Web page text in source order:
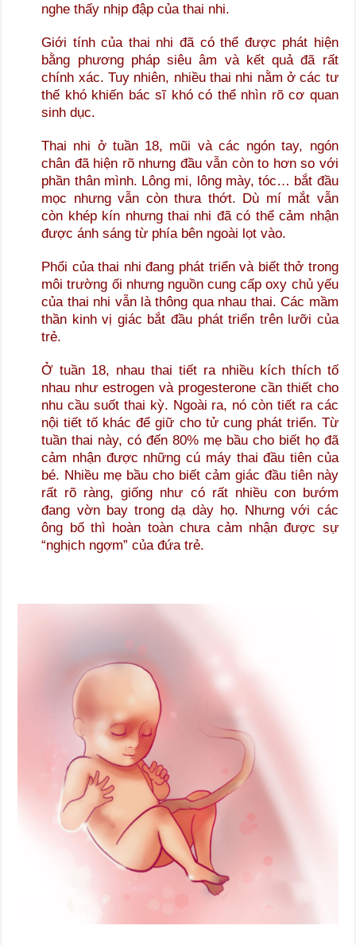
nghe thấy nhịp đập của thai nhi.
Giới tính của thai nhi đã có thể được phát hiện
bằng phương pháp siêu âm và kết quả đã rất
chính xác. Tuy nhiên, nhiều thai nhi nằm ở các tư
thế khó khiến bác sĩ khó có thể nhìn rõ cơ quan
sinh dục.
Thai nhi ở tuần 18, mũi và các ngón tay, ngón
chân đã hiện rõ nhưng đầu vẫn còn to hơn so với
phần thân mình. Lông mi, lông mày, tóc… bắt đầu
mọc nhưng vẫn còn thưa thớt. Dù mí mắt vẫn
còn khép kín nhưng thai nhi đã có thể cảm nhận
được ánh sáng từ phía bên ngoài lọt vào.
Phổi của thai nhi đang phát triển và biết thở trong
môi trường ối nhưng nguồn cung cấp oxy chủ yếu
của thai nhi vẫn là thông qua nhau thai. Các mầm
thần kinh vị giác bắt đầu phát triển trên lưỡi của
trẻ.
Ở tuần 18, nhau thai tiết ra nhiều kích thích tố
nhau như estrogen và progesterone cần thiết cho
nhu cầu suốt thai kỳ. Ngoài ra, nó còn tiết ra các
nội tiết tố khác để giữ cho tử cung phát triển. Từ
tuần thai này, có đến 80% mẹ bầu cho biết họ đã
cảm nhận được những cú máy thai đầu tiên của
bé. Nhiều mẹ bầu cho biết cảm giác đầu tiên này
rất rõ ràng, giống như có rất nhiều con bướm
đang vờn bay trong dạ dày họ. Nhưng với các
ông bố thì hoàn toàn chưa cảm nhận được sự
“nghịch ngợm” của đứa trẻ.